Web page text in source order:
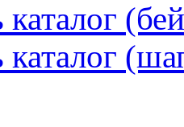
каталог
каталог